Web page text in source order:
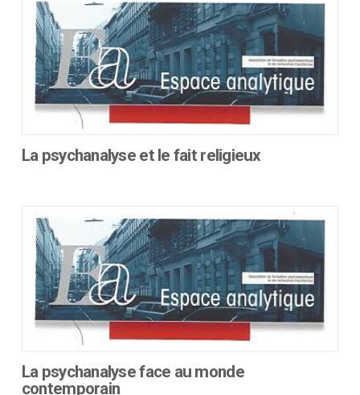
plusieurs
variations.
Les
options
peuvent
être
sur
produit
La psychanalyse et le fait religieux
plusieurs
variations.
Les
options
peuvent
être
sur
la
La psychanalyse face au monde
contemporain